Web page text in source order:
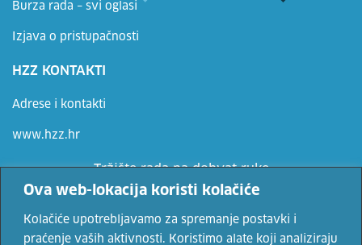
Ova web-lokacija koristi kolačiće
Kolačiće upotrebljavamo za spremanje postavki i
praćenje vaših aktivnosti. Koristimo alate koji analiziraju
Burza rada – svi oglasi
Izjava o pristupačnosti
HZZ KONTAKTI
Adrese i kontakti
www.hzz.hr
Tržište rada na dohvat ruke
Ne propusti priliku, prijavi se